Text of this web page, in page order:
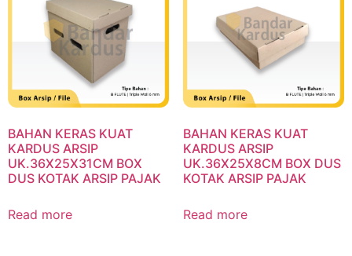
BAHAN KERAS KUAT
KARDUS ARSIP
UK.36X25X31CM BOX
DUS KOTAK ARSIP PAJAK
Read more
BAHAN KERAS KUAT
KARDUS ARSIP
UK.36X25X8CM BOX DUS
KOTAK ARSIP PAJAK
Read more